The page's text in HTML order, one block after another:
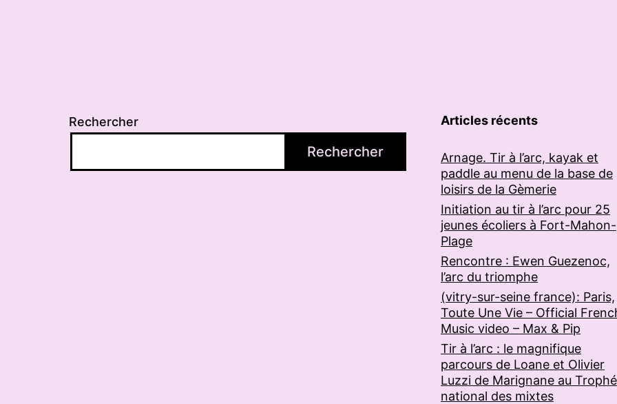
Rechercher
Rechercher
Articles récents
Arnage. Tir à l’arc, kayak et
paddle au menu de la base de
loisirs de la Gèmerie
Initiation au tir à l’arc pour 25
jeunes écoliers à Fort-Mahon-
Plage
Rencontre : Ewen Guezenoc,
l’arc du triomphe
(vitry-sur-seine france): Paris,
Toute Une Vie – Official
Music video – Max & Pip
Tir à l’arc : le magnifique
parcours de Loane et Olivier
Luzzi de Marignane au
national des mixtes